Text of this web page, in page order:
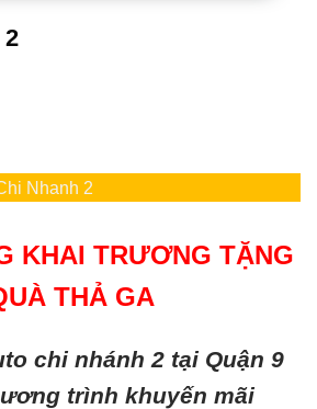
1
KHAI TRƯƠNG TẶNG
THẢ GA
chi nhánh 2 tại Quận 9
trình khuyến mãi